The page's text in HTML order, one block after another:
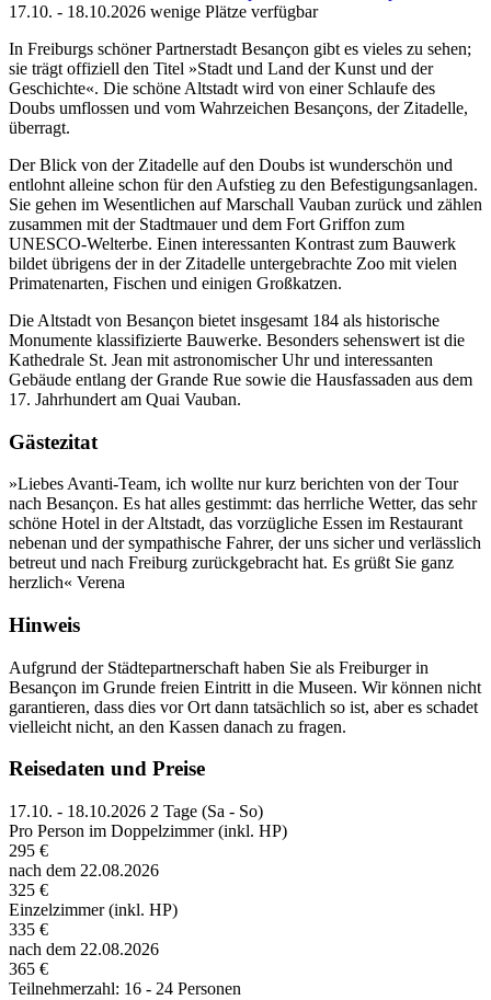
17.10. - 18.10.2026 wenige Plätze verfügbar
In Freiburgs schöner Partnerstadt Besançon gibt es vieles zu sehen;
sie trägt offiziell den Titel »Stadt und Land der Kunst und der
Geschichte«. Die schöne Altstadt wird von einer Schlaufe des
Doubs umflossen und vom Wahrzeichen Besançons, der Zitadelle,
überragt.
Der Blick von der Zitadelle auf den Doubs ist wunderschön und
entlohnt alleine schon für den Aufstieg zu den Befestigungsanlagen.
Sie gehen im Wesentlichen auf Marschall Vauban zurück und zählen
zusammen mit der Stadtmauer und dem Fort Griffon zum
UNESCO-Welterbe. Einen interessanten Kontrast zum Bauwerk
bildet übrigens der in der Zitadelle untergebrachte Zoo mit vielen
Primatenarten, Fischen und einigen Großkatzen.
Die Altstadt von Besançon bietet insgesamt 184 als historische
Monumente klassifizierte Bauwerke. Besonders sehenswert ist die
Kathedrale St. Jean mit astronomischer Uhr und interessanten
Gebäude entlang der Grande Rue sowie die Hausfassaden aus dem
17. Jahrhundert am Quai Vauban.
Gästezitat
»Liebes Avanti-Team, ich wollte nur kurz berichten von der Tour
nach Besançon. Es hat alles gestimmt: das herrliche Wetter, das sehr
schöne Hotel in der Altstadt, das vorzügliche Essen im Restaurant
nebenan und der sympathische Fahrer, der uns sicher und verlässlich
betreut und nach Freiburg zurückgebracht hat. Es grüßt Sie ganz
herzlich« Verena
Hinweis
Aufgrund der Städtepartnerschaft haben Sie als Freiburger in
Besançon im Grunde freien Eintritt in die Museen. Wir können nicht
garantieren, dass dies vor Ort dann tatsächlich so ist, aber es schadet
vielleicht nicht, an den Kassen danach zu fragen.
Reisedaten und Preise
17.10. - 18.10.2026 2 Tage (Sa - So)
Pro Person im Doppelzimmer (inkl. HP)
295 €
nach dem 22.08.2026
325 €
Einzelzimmer (inkl. HP)
335 €
nach dem 22.08.2026
365 €
Teilnehmerzahl: 16 - 24 Personen